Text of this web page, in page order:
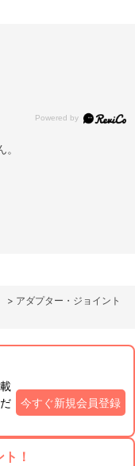
> アダプター・ジョイント
今すぐ新規会員登録
！